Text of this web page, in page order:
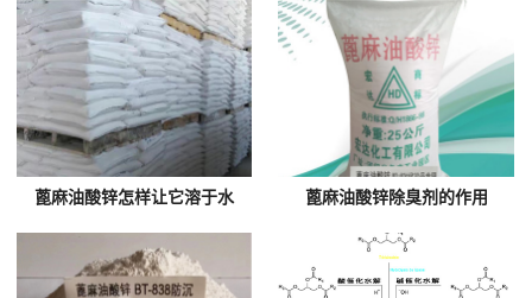
蓖麻油酸锌怎样让它溶于水 蓖麻油酸锌除臭剂的作用